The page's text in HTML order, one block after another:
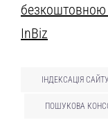
безкоштовною
InBiz
ІНДЕКСАЦІЯ САЙТУ
ПОШУКОВА